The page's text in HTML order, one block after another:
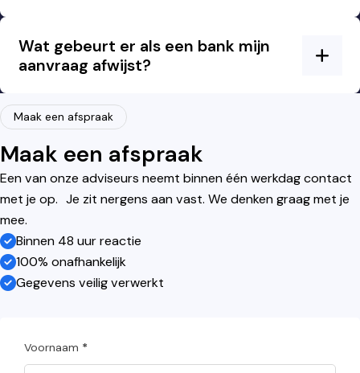
Wat gebeurt er als een bank mijn
aanvraag afwijst?
Maak een afspraak
Maak een afspraak
Een van onze adviseurs neemt binnen één werkdag contact
met je op. Je zit nergens aan vast. We denken graag met je
mee.
Binnen 48 uur reactie
100% onafhankelijk
Gegevens veilig verwerkt
Voornaam *